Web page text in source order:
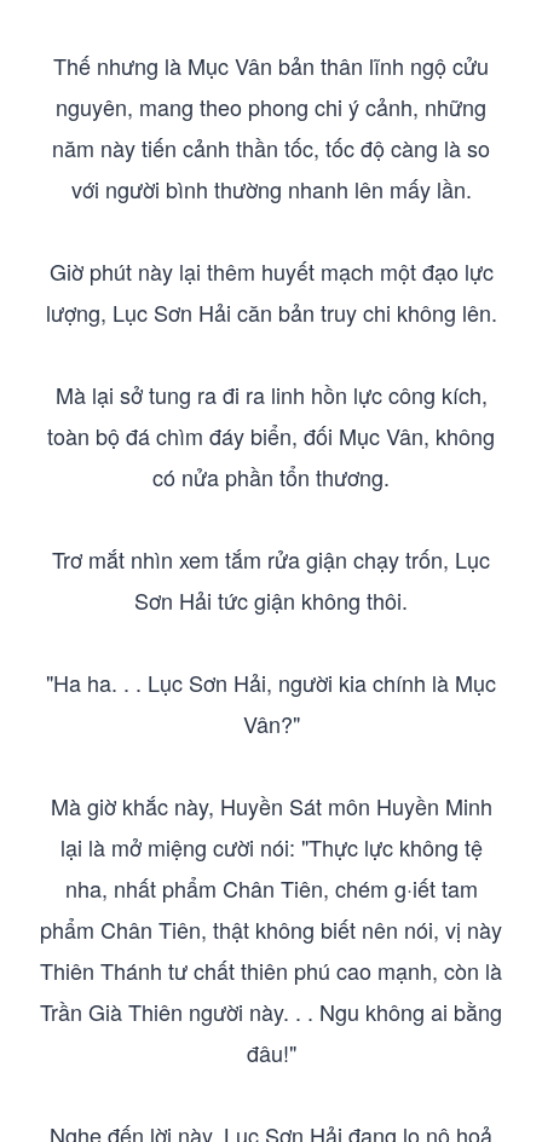
Thế nhưng là Mục Vân bản thân lĩnh ngộ cửu
nguyên, mang theo phong chi ý cảnh, những
năm này tiến cảnh thần tốc, tốc độ càng là so
với người bình thường nhanh lên mấy lần.
Giờ phút này lại thêm huyết mạch một đạo lực
lượng, Lục Sơn Hải căn bản truy chi không lên.
Mà lại sở tung ra đi ra linh hồn lực công kích,
toàn bộ đá chìm đáy biển, đối Mục Vân, không
có nửa phần tổn thương.
Trơ mắt nhìn xem tắm rửa giận chạy trốn, Lục
Sơn Hải tức giận không thôi.
"Ha ha. . . Lục Sơn Hải, người kia chính là Mục
Vân?"
Mà giờ khắc này, Huyền Sát môn Huyền Minh
lại là mở miệng cười nói: "Thực lực không tệ
nha, nhất phẩm Chân Tiên, chém g·iết tam
phẩm Chân Tiên, thật không biết nên nói, vị này
Thiên Thánh tư chất thiên phú cao mạnh, còn là
Trần Già Thiên người này. . . Ngu không ai bằng
đâu!"
Nghe đến lời này, Lục Sơn Hải đang lo nộ hoả